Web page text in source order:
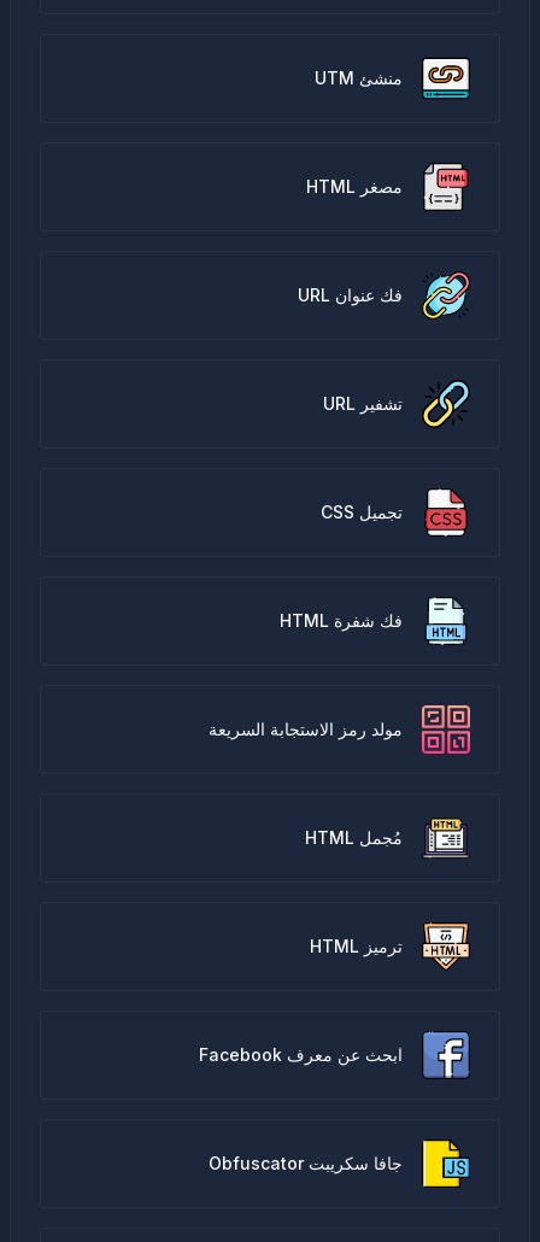
منشئ UTM
مصغر HTML
فك عنوان URL
تشفير URL
تجميل CSS
فك شفرة HTML
مولد رمز الاستجابة السريعة
مُجمل HTML
ترميز HTML
ابحث عن معرف Facebook
جافا سكريبت Obfuscator